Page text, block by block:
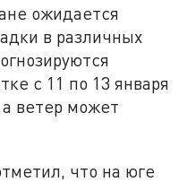
ожидается
в различных
с 11 по 13 января
ветер может
что на юге